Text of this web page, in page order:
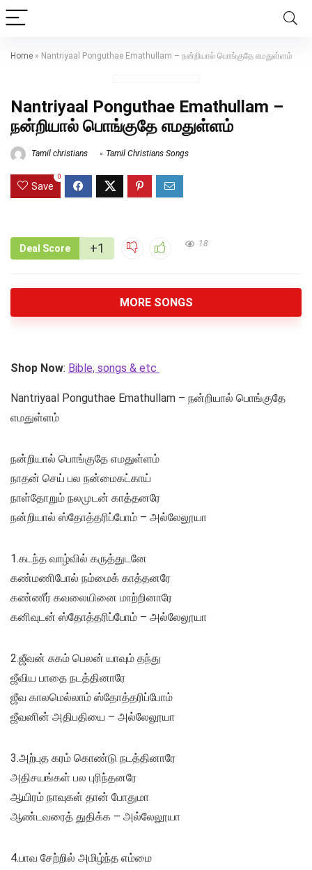
Home » Nantriyaal Ponguthae Emathullam – நன்றியால் பொங்குதே எமதுள்ளம்
Nantriyaal Ponguthae Emathullam –
நன்றியால் பொங்குதே எமதுள்ளம்
Tamil christians Tamil Christians Songs
Save
0
Deal Score +1 18
MORE SONGS
Shop Now: Bible, songs & etc
Nantriyaal Ponguthae Emathullam – நன்றியால் பொங்குதே
எமதுள்ளம்
நன்றியால் பொங்குதே எமதுள்ளம்
நாதன் செய் பல நன்மைகட்காய்
நாள்தோறும் நலமுடன் காத்தனரே
நன்றியால் ஸ்தோத்தரிப்போம் – அல்லேலூயா
1.கடந்த வாழ்வில் கருத்துடனே
கண்மணிபோல் நம்மைக் காத்தனரே
கண்ணீர் கவலையினை மாற்றினாரே
கனிவுடன் ஸ்தோத்தரிப்போம் – அல்லேலூயா
2.ஜீவன் சுகம் பெலன் யாவும் தந்து
ஜீவிய பாதை நடத்தினாரே
ஜீவ காலமெல்லாம் ஸ்தோத்தரிப்போம்
ஜீவனின் அதிபதியை – அல்லேலூயா
3.அற்புத கரம் கொண்டு நடத்தினாரே
அதிசயங்கள் பல புரிந்தனரே
ஆயிரம் நாவுகள் தான் போதுமா
ஆண்டவரைத் துதிக்க – அல்லேலூயா
4.பாவ சேற்றில் அமிழ்ந்த எம்மை